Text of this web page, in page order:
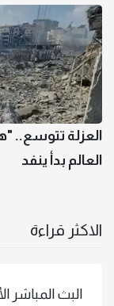
العزلة تتوسع..
العالم بدأ ينفد
الاكثر قراءة
البث المباشر